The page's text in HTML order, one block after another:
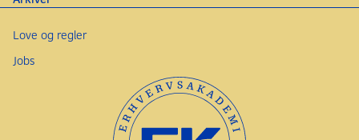
Love og regler
Jobs